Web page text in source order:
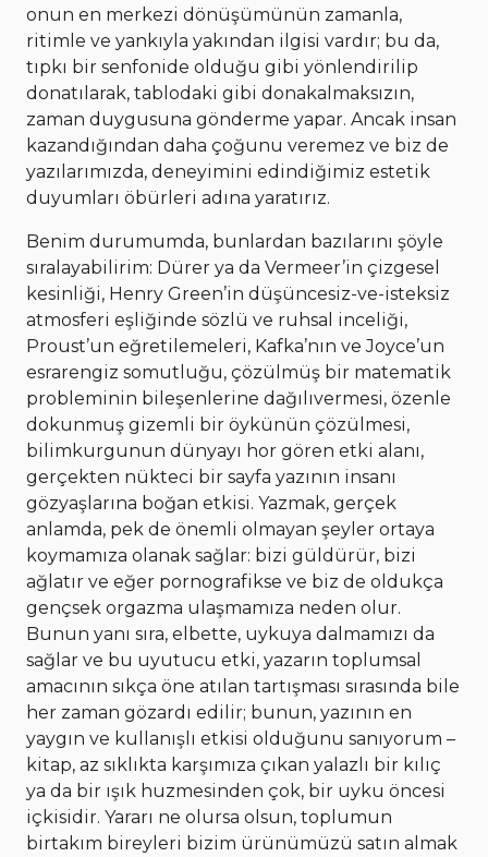
onun en merkezi dönüşümünün zamanla,
ritimle ve yankıyla yakından ilgisi vardır; bu da,
tıpkı bir senfonide olduğu gibi yönlendirilip
donatılarak, tablodaki gibi donakalmaksızın,
zaman duygusuna gönderme yapar. Ancak insan
kazandığından daha çoğunu veremez ve biz de
yazılarımızda, deneyimini edindiğimiz estetik
duyumları öbürleri adına yaratırız.
Benim durumumda, bunlardan bazılarını şöyle
sıralayabilirim: Dürer ya da Vermeer’in çizgesel
kesinliği, Henry Green’in düşüncesiz-ve-isteksiz
atmosferi eşliğinde sözlü ve ruhsal inceliği,
Proust’un eğretilemeleri, Kafka’nın ve Joyce’un
esrarengiz somutluğu, çözülmüş bir matematik
probleminin bileşenlerine dağılıvermesi, özenle
dokunmuş gizemli bir öykünün çözülmesi,
bilimkurgunun dünyayı hor gören etki alanı,
gerçekten nükteci bir sayfa yazının insanı
gözyaşlarına boğan etkisi. Yazmak, gerçek
anlamda, pek de önemli olmayan şeyler ortaya
koymamıza olanak sağlar: bizi güldürür, bizi
ağlatır ve eğer pornografikse ve biz de oldukça
gençsek orgazma ulaşmamıza neden olur.
Bunun yanı sıra, elbette, uykuya dalmamızı da
sağlar ve bu uyutucu etki, yazarın toplumsal
amacının sıkça öne atılan tartışması sırasında bile
her zaman gözardı edilir; bunun, yazının en
yaygın ve kullanışlı etkisi olduğunu sanıyorum –
kitap, az sıklıkta karşımıza çıkan yalazlı bir kılıç
ya da bir ışık huzmesinden çok, bir uyku öncesi
içkisidir. Yararı ne olursa olsun, toplumun
birtakım bireyleri bizim ürünümüzü satın almak